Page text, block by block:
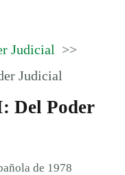
Judicial
Judicial
Del Poder
de 1978